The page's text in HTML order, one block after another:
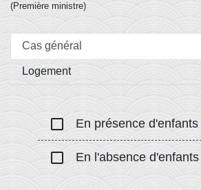
(Première ministre)
Cas général
Logement
check_box_outline_blank En présence d'enfants
check_box_outline_blank En l'absence d'enfants